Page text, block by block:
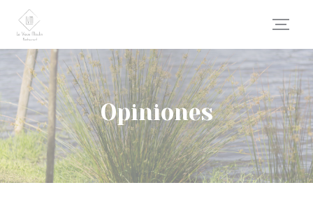
Personalización de sus opciones de cookies
Opiniones